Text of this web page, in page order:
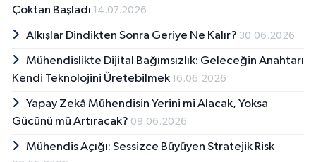
Çoktan Başladı 14.07.2026
Alkışlar Dindikten Sonra Geriye Ne Kalır? 30.06.2026
Mühendislikte Dijital Bağımsızlık: Geleceğin Anahtarı
Kendi Teknolojini Üretebilmek 16.06.2026
Yapay Zekâ Mühendisin Yerini mi Alacak, Yoksa
Gücünü mü Artıracak? 09.06.2026
Mühendis Açığı: Sessizce Büyüyen Stratejik Risk